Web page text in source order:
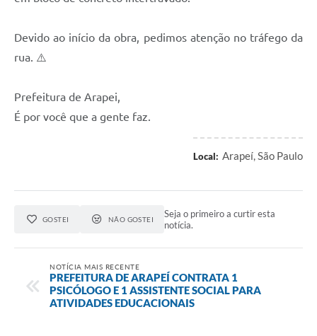
Devido ao início da obra, pedimos atenção no tráfego da
rua. ⚠️
Prefeitura de Arapei,
É por você que a gente faz.
Local: Arapeí, São Paulo
GOSTEI NÃO GOSTEI
Seja o primeiro a curtir esta
notícia.
NOTÍCIA MAIS RECENTE
PREFEITURA DE ARAPEÍ CONTRATA 1
PSICÓLOGO E 1 ASSISTENTE SOCIAL PARA
ATIVIDADES EDUCACIONAIS